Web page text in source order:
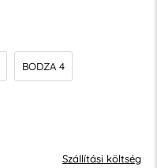
BODZA 4
Szállítási költség